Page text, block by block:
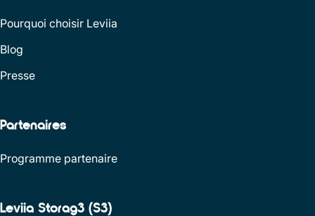
Pourquoi choisir Leviia
Blog
Presse
Partenaires
Programme partenaire
Leviia Storag3 (S3)